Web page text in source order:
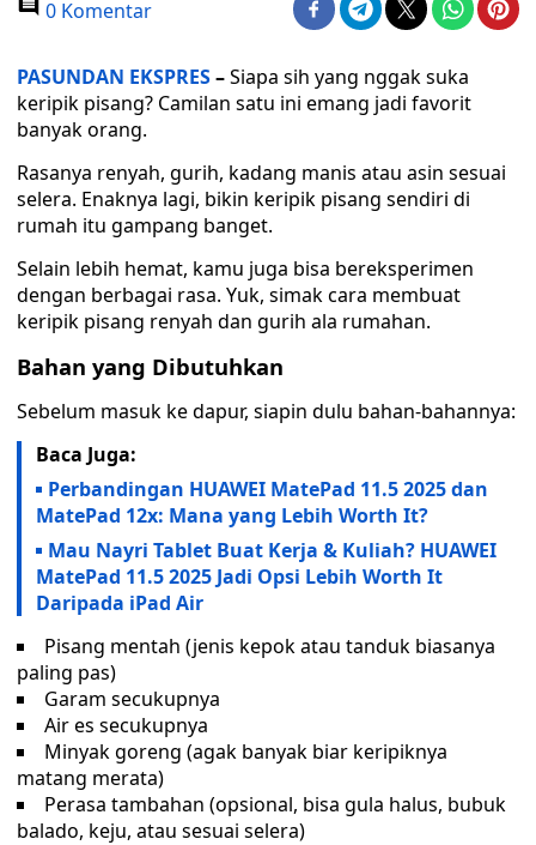
0 Komentar
PASUNDAN EKSPRES–Siapa sih yang nggak suka
keripik pisang? Camilan satu ini emang jadi favorit
banyak orang.
Rasanya renyah, gurih, kadang manis atau asin sesuai
selera. Enaknya lagi, bikin keripik pisang sendiri di
rumah itu gampang banget.
Selain lebih hemat, kamu juga bisa bereksperimen
dengan berbagai rasa. Yuk, simak cara membuat
keripik pisang renyah dan gurih ala rumahan.
Bahan yang Dibutuhkan
Sebelum masuk ke dapur, siapin dulu bahan-bahannya:
Baca Juga:
Perbandingan HUAWEI MatePad 11.5 2025 dan
MatePad 12x: Mana yang Lebih Worth It?
Mau Nayri Tablet Buat Kerja & Kuliah? HUAWEI
MatePad 11.5 2025 Jadi Opsi Lebih Worth It
Daripada iPad Air
Pisang mentah (jenis kepok atau tanduk biasanya
paling pas)
Garam secukupnya
Air es secukupnya
Minyak goreng (agak banyak biar keripiknya
matang merata)
Perasa tambahan (opsional, bisa gula halus, bubuk
balado, keju, atau sesuai selera)